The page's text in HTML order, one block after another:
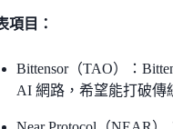
項目：
Bittensor（TAO）：
AI 網路，希望能打破傳